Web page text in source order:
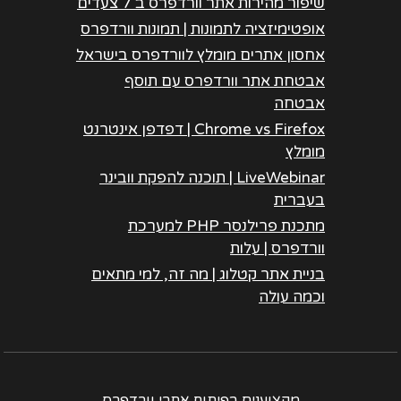
אופטימיזציה לתמונות | תמונות וורדפרס
אחסון אתרים מומלץ לוורדפרס בישראל
אבטחת אתר וורדפרס עם תוסף
אבטחה
Chrome vs Firefox | דפדפן אינטרנט
מומלץ
LiveWebinar | תוכנה להפקת וובינר
בעברית
מתכנת פרילנסר PHP למערכת
וורדפרס | עלות
בניית אתר קטלוג | מה זה, למי מתאים
וכמה עולה